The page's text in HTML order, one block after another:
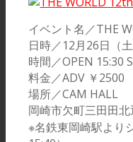
イベント名／THE
日時／12月26日（土
時間／OPEN 15:30
料金／ADV ￥2500
場所／CAM HALL
岡崎市欠町三田田
※名鉄東岡崎駅より